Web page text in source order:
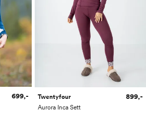
699,-
Twentyfour
Aurora Inca Sett
899,-